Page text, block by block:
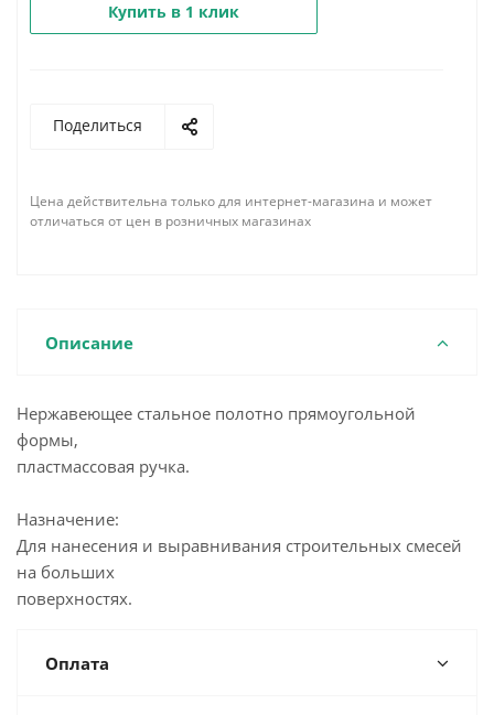
Купить в 1 клик
Поделиться
Цена действительна только для интернет-магазина и может
отличаться от цен в розничных магазинах
Описание
Нержавеющее стальное полотно прямоугольной
формы,
пластмассовая ручка.
Назначение:
Для нанесения и выравнивания строительных смесей
на больших
поверхностях.
Оплата